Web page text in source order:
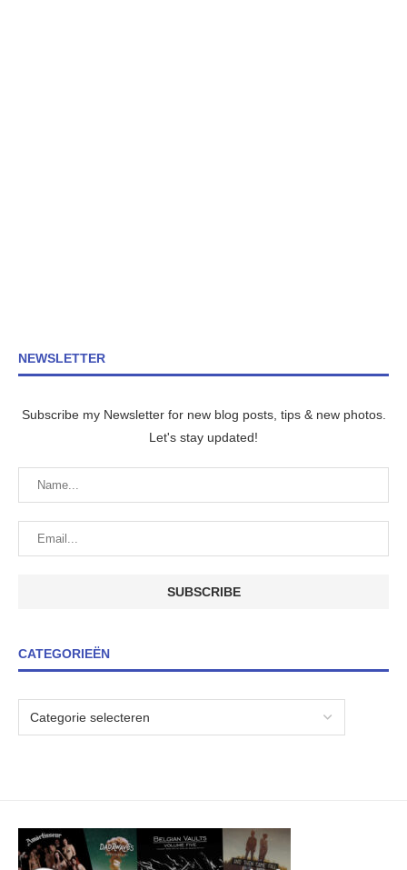
NEWSLETTER
Subscribe my Newsletter for new blog posts, tips & new photos.
Let's stay updated!
CATEGORIEËN